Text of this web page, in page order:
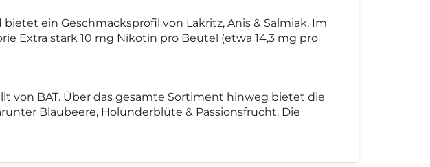
ein Geschmacksprofil von Lakritz, Anis & Salmiak. Im
Extra stark 10 mg Nikotin pro Beutel (etwa 14,3 mg pro
von BAT. Über das gesamte Sortiment hinweg bietet die
Blaubeere, Holunderblüte & Passionsfrucht. Die